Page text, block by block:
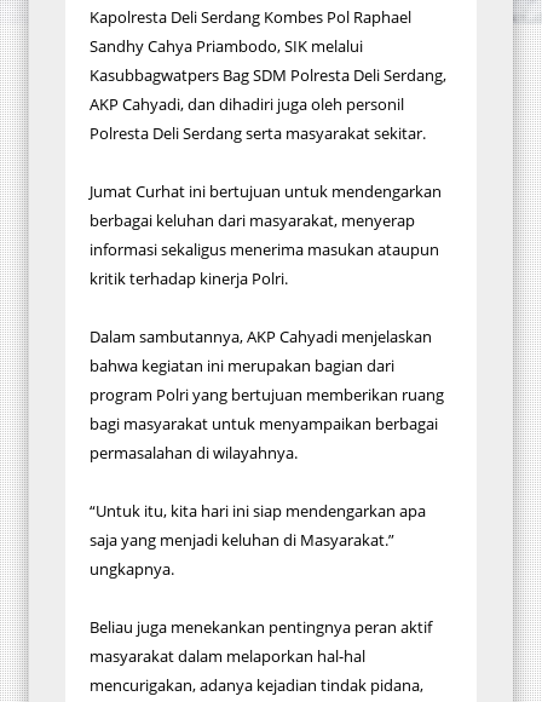
Kapolresta Deli Serdang Kombes Pol Raphael
Sandhy Cahya Priambodo, SIK melalui
Kasubbagwatpers Bag SDM Polresta Deli Serdang,
AKP Cahyadi, dan dihadiri juga oleh personil
Polresta Deli Serdang serta masyarakat sekitar.
Jumat Curhat ini bertujuan untuk mendengarkan
berbagai keluhan dari masyarakat, menyerap
informasi sekaligus menerima masukan ataupun
kritik terhadap kinerja Polri.
Dalam sambutannya, AKP Cahyadi menjelaskan
bahwa kegiatan ini merupakan bagian dari
program Polri yang bertujuan memberikan ruang
bagi masyarakat untuk menyampaikan berbagai
permasalahan di wilayahnya.
“Untuk itu, kita hari ini siap mendengarkan apa
saja yang menjadi keluhan di Masyarakat.”
ungkapnya.
Beliau juga menekankan pentingnya peran aktif
masyarakat dalam melaporkan hal-hal
mencurigakan, adanya kejadian tindak pidana,